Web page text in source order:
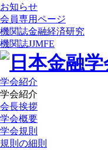
お知らせ
会員専用ページ
機関誌金融経済研究
機関誌JJMFE
学会紹介
学会紹介
会長挨拶
学会概要
学会規則
規則の細則